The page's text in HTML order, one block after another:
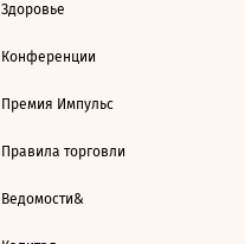
Здоровье
Конференции
Премия Импульс
Правила торговли
Ведомости&